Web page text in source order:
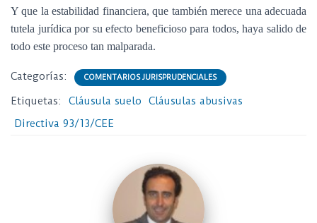
Y que la estabilidad financiera, que también merece una adecuada
tutela jurídica por su efecto beneficioso para todos, haya salido de
todo este proceso tan malparada.
Categorías: COMENTARIOS JURISPRUDENCIALES
Etiquetas: Cláusula suelo
Cláusulas abusivas
Directiva 93/13/CEE